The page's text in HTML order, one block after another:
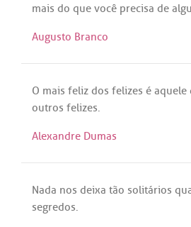
mais do que você precisa de
Augusto Branco
O mais feliz dos felizes é aquele
outros felizes.
Alexandre Dumas
Nada nos deixa tão solitários
segredos.